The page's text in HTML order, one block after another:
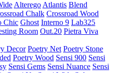
Alterego Atlantis Blend
Chalk Crossroad Wood
Chic Ghost Interno 9 Lab325
Room Out.20 Pietra Viva
Decor Poetry Net Poetry Stone
Poetry Wood Sensi 900 Sensi
Sensi Gems Sensi Nuance Sensi